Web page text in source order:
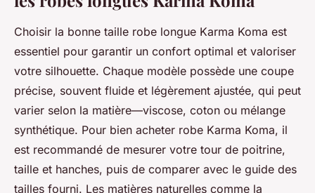
Choisir la bonne taille robe longue Karma Koma est
essentiel pour garantir un confort optimal et valoriser
votre silhouette. Chaque modèle possède une coupe
précise, souvent fluide et légèrement ajustée, qui peut
varier selon la matière—viscose, coton ou mélange
synthétique. Pour bien acheter robe Karma Koma, il
est recommandé de mesurer votre tour de poitrine,
taille et hanches, puis de comparer avec le guide des
tailles fourni. Les matières naturelles comme la